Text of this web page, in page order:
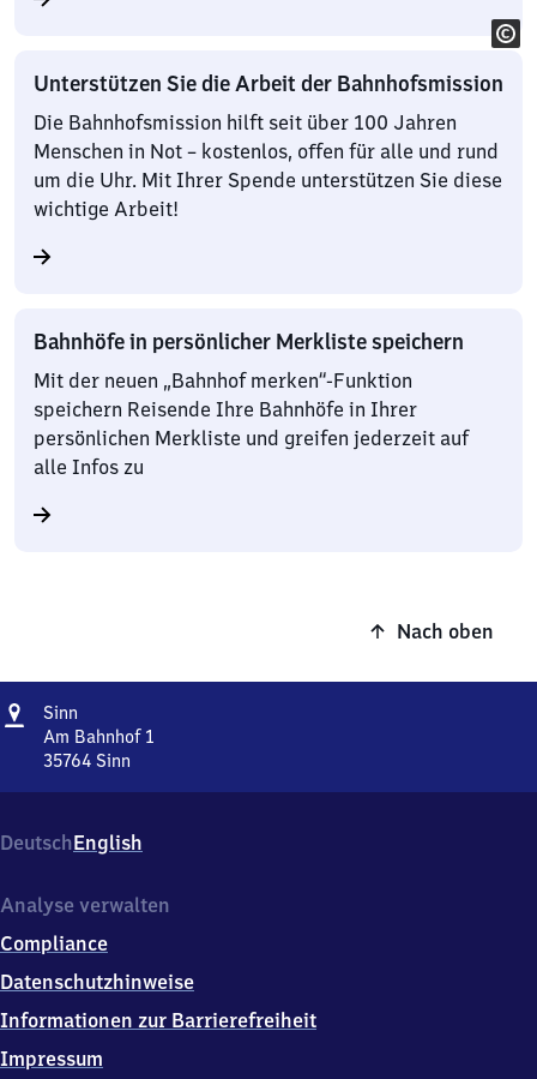
Unterstützen Sie die Arbeit der Bahnhofsmission
Die Bahnhofsmission hilft seit über 100 Jahren
Menschen in Not – kostenlos, offen für alle und rund
um die Uhr. Mit Ihrer Spende unterstützen Sie diese
wichtige Arbeit!
Bahnhöfe in persönlicher Merkliste speichern
Mit der neuen „Bahnhof merken“-Funktion
speichern Reisende Ihre Bahnhöfe in Ihrer
persönlichen Merkliste und greifen jederzeit auf
alle Infos zu
Nach oben
Adresse
Sinn
Am Bahnhof 1
35764 Sinn
Bahnhof
1,
5
6
4
DeutschEnglish
Analyse verwalten
Compliance
Datenschutzhinweise
Informationen zur Barrierefreiheit
Impressum